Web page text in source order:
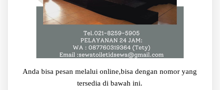
Anda bisa pesan melalui online,bisa dengan nomor yang
tersedia di bawah ini.